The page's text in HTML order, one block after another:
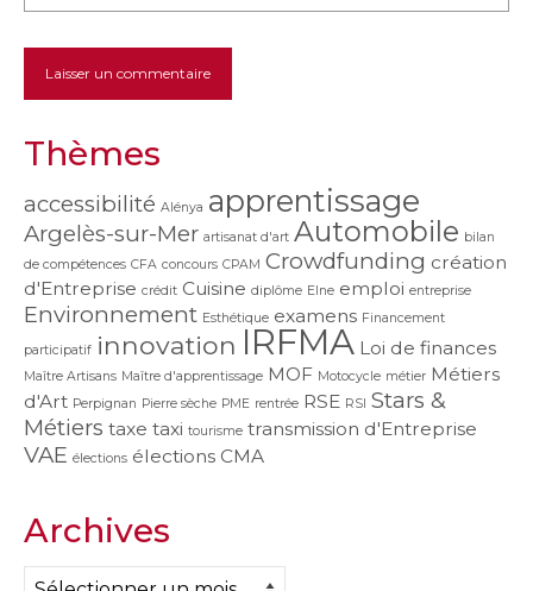
Thèmes
accessibilité Alénya apprentissage
Argelès-sur-Mer artisanat d'art Automobile bilan
de compétences CFA concours CPAM Crowdfunding création
d'Entreprise crédit Cuisine diplôme Elne emploi entreprise
Environnement Esthétique examens Financement
participatif innovation IRFMA Loi de finances
Maître Artisans Maître d'apprentissage MOF Motocycle métier Métiers
d'Art Perpignan Pierre sèche PME rentrée RSE RSI Stars &
Métiers taxe taxi tourisme transmission d'Entreprise
VAE élections élections CMA
Archives
Archives